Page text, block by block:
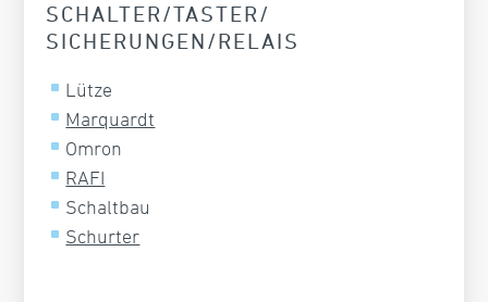
SCHALTER/TASTER/
SICHERUNGEN/RELAIS
Lütze
Marquardt
Omron
RAFI
Schaltbau
Schurter